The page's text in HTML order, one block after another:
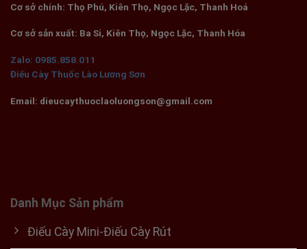
Cơ sở chính: Thọ Phú, Kiên Thọ, Ngọc Lặc, Thanh Hoá
Cơ sở sản xuất: Ba Si, Kiên Thọ, Ngọc Lặc, Thanh Hóa
Zalo: 0985.858.011
Điếu Cày Thuốc Lào Lương Sơn
Email: dieucaythuoclaoluongson@gmail.com
Danh Mục Sản phẩm
Điếu Cày Mini-Điếu Cày Rút